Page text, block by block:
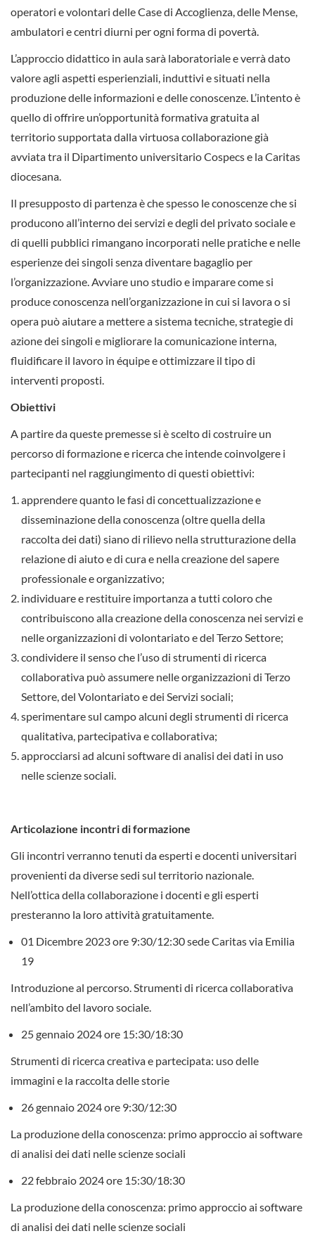
operatori e volontari delle Case di Accoglienza, delle Mense,
ambulatori e centri diurni per ogni forma di povertà.
L’approccio didattico in aula sarà laboratoriale e verrà dato
valore agli aspetti esperienziali, induttivi e situati nella
produzione delle informazioni e delle conoscenze. L’intento è
quello di offrire un’opportunità formativa gratuita al
territorio supportata dalla virtuosa collaborazione già
avviata tra il Dipartimento universitario Cospecs e la Caritas
diocesana.
Il presupposto di partenza è che spesso le conoscenze che si
producono all’interno dei servizi e degli del privato sociale e
di quelli pubblici rimangano incorporati nelle pratiche e nelle
esperienze dei singoli senza diventare bagaglio per
l’organizzazione. Avviare uno studio e imparare come si
produce conoscenza nell’organizzazione in cui si lavora o si
opera può aiutare a mettere a sistema tecniche, strategie di
azione dei singoli e migliorare la comunicazione interna,
fluidificare il lavoro in équipe e ottimizzare il tipo di
interventi proposti.
Obiettivi
A partire da queste premesse si è scelto di costruire un
percorso di formazione e ricerca che intende coinvolgere i
partecipanti nel raggiungimento di questi obiettivi:
apprendere quanto le fasi di concettualizzazione e
disseminazione della conoscenza (oltre quella della
raccolta dei dati) siano di rilievo nella strutturazione della
relazione di aiuto e di cura e nella creazione del sapere
professionale e organizzativo;
individuare e restituire importanza a tutti coloro che
contribuiscono alla creazione della conoscenza nei servizi e
nelle organizzazioni di volontariato e del Terzo Settore;
condividere il senso che l’uso di strumenti di ricerca
collaborativa può assumere nelle organizzazioni di Terzo
Settore, del Volontariato e dei Servizi sociali;
sperimentare sul campo alcuni degli strumenti di ricerca
qualitativa, partecipativa e collaborativa;
approcciarsi ad alcuni software di analisi dei dati in uso
nelle scienze sociali.
Articolazione incontri di formazione
Gli incontri verranno tenuti da esperti e docenti universitari
provenienti da diverse sedi sul territorio nazionale.
Nell’ottica della collaborazione i docenti e gli esperti
presteranno la loro attività gratuitamente.
01 Dicembre 2023 ore 9:30/12:30 sede Caritas via Emilia
19
Introduzione al percorso. Strumenti di ricerca collaborativa
nell’ambito del lavoro sociale.
25 gennaio 2024 ore 15:30/18:30
Strumenti di ricerca creativa e partecipata: uso delle
immagini e la raccolta delle storie
26 gennaio 2024 ore 9:30/12:30
La produzione della conoscenza: primo approccio ai software
di analisi dei dati nelle scienze sociali
22 febbraio 2024 ore 15:30/18:30
La produzione della conoscenza: primo approccio ai software
di analisi dei dati nelle scienze sociali